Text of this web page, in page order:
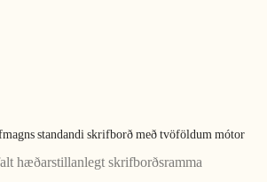
standandi skrifborð með tvöföldum mótor
hæðarstillanlegt skrifborðsramma